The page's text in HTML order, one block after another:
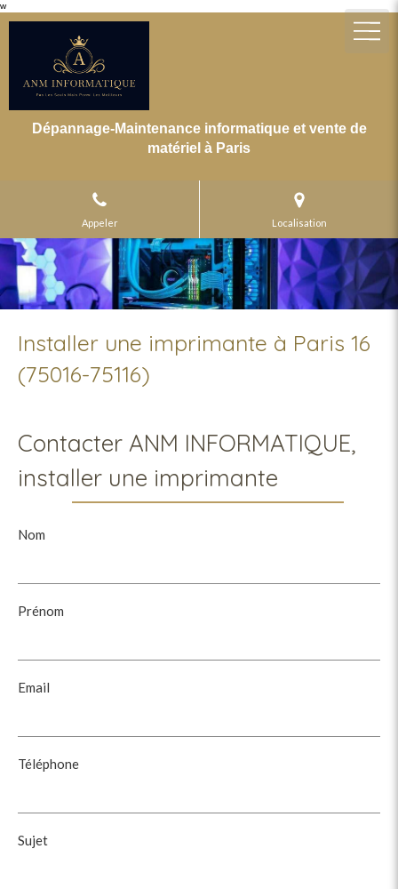
w
Dépannage-Maintenance informatique et vente de
matériel à Paris
Appeler Localisation
Installer une imprimante à Paris 16
(75016-75116)
Contacter ANM INFORMATIQUE,
installer une imprimante
Nom
Prénom
Email
Téléphone
Sujet